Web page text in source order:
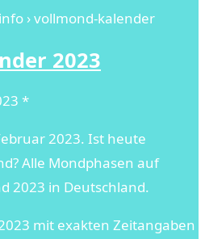
› vollmond-kalender
2023
*
2023. Ist heute
Alle Mondphasen auf
2023 in Deutschland.
mit exakten Zeitangaben